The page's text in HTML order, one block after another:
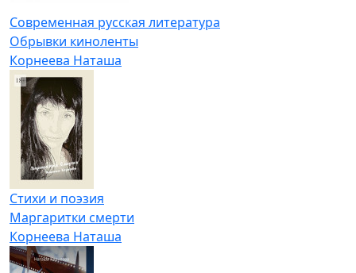
Современная русская литература
Обрывки киноленты
Корнеева Наташа
Стихи и поэзия
Маргаритки смерти
Корнеева Наташа